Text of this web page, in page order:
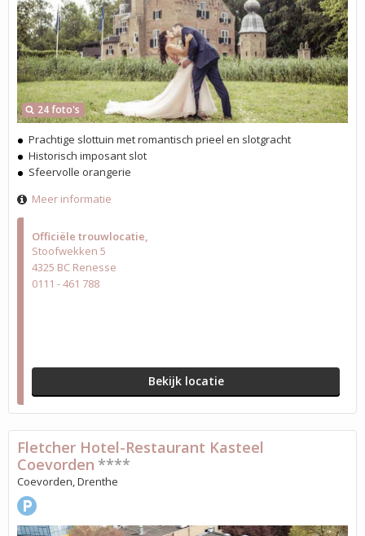
Officiële trouwlocatie
Stoofwekken 5
4325 BC Renesse
0111 - 461 788
Bekijk locatie
24 foto's
Prachtige slottuin met romantisch prieel en slotgracht
Historisch imposant slot
Sfeervolle orangerie
Meer informatie
Fletcher Hotel-Restaurant Kasteel
Coevorden ****
Coevorden, Drenthe